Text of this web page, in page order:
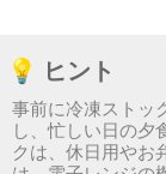
💡 ヒント
事前に冷凍ストッ
し、忙しい日の夕
クは、休日用やお